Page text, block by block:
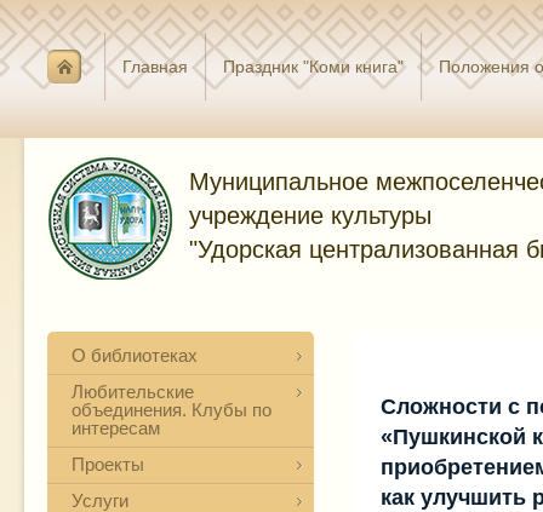
Главная Праздник "Коми книга" Положения
Муниципальное
учреждение культуры
"Удорская централизованная
О библиотеках
Любительские
объединения. Клубы по
интересам
Проекты
Услуги
Сложности с
«Пушкинской
как улучшить